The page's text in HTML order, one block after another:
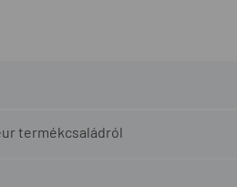
termékcsaládról